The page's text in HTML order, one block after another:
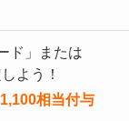
ド」または
よう！
相当付与